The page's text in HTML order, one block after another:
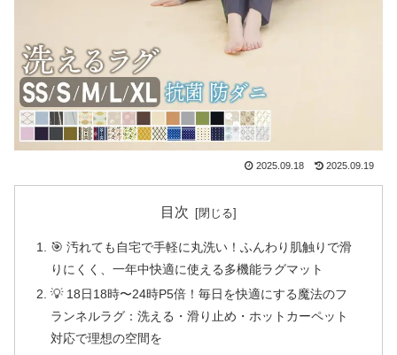
2025.09.18 2025.09.19
目次
🎯 汚れても自宅で手軽に丸洗い！ふんわり肌触りで滑
りにくく、一年中快適に使える多機能ラグマット
💡 18日18時〜24時P5倍！毎日を快適にする魔法のフ
ランネルラグ：洗える・滑り止め・ホットカーペット
対応で理想の空間を